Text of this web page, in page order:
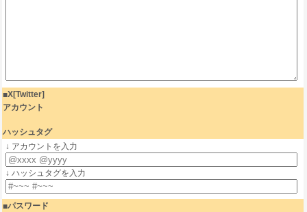
X[Twitter]
アカウント
ハッシュタグ
↓ アカウントを入力
↓ ハッシュタグを入力
パスワード